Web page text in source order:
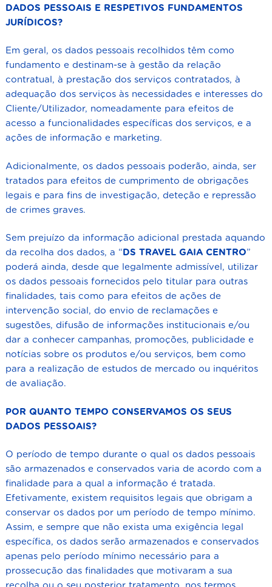
DADOS PESSOAIS E RESPETIVOS FUNDAMENTOS
JURÍDICOS?
Em geral, os dados pessoais recolhidos têm como
fundamento e destinam-se à gestão da relação
contratual, à prestação dos serviços contratados, à
adequação dos serviços às necessidades e interesses do
Cliente/Utilizador, nomeadamente para efeitos de
acesso a funcionalidades específicas dos serviços, e a
ações de informação e marketing.
Adicionalmente, os dados pessoais poderão, ainda, ser
tratados para efeitos de cumprimento de obrigações
legais e para fins de investigação, deteção e repressão
de crimes graves.
Sem prejuízo da informação adicional prestada aquando
da recolha dos dados, a “DS TRAVEL GAIA CENTRO”
poderá ainda, desde que legalmente admissível, utilizar
os dados pessoais fornecidos pelo titular para outras
finalidades, tais como para efeitos de ações de
intervenção social, do envio de reclamações e
sugestões, difusão de informações institucionais e/ou
dar a conhecer campanhas, promoções, publicidade e
notícias sobre os produtos e/ou serviços, bem como
para a realização de estudos de mercado ou inquéritos
de avaliação.
POR QUANTO TEMPO CONSERVAMOS OS SEUS
DADOS PESSOAIS?
O período de tempo durante o qual os dados pessoais
são armazenados e conservados varia de acordo com a
finalidade para a qual a informação é tratada.
Efetivamente, existem requisitos legais que obrigam a
conservar os dados por um período de tempo mínimo.
Assim, e sempre que não exista uma exigência legal
específica, os dados serão armazenados e conservados
apenas pelo período mínimo necessário para a
prossecução das finalidades que motivaram a sua